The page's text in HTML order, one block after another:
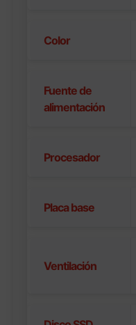
Color
Fuente de
alimentación
Procesador
Placa base
Ventilación